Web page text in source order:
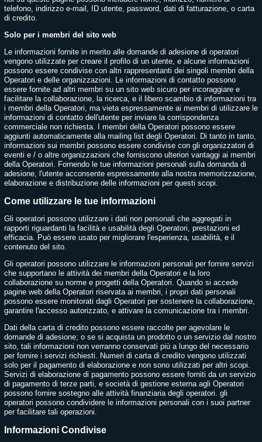
telefono, indirizzo e-mail, ID utente, password, dati di fatturazione, o carta
di credito.
Solo per i membri del sito web
Le informazioni fornite in merito alle domande di adesione di operatori
vengono utilizzate per creare il profilo di un utente, e alcune informazioni
possono essere condivise con altri rappresentanti dei singoli membri della
Operatori e delle organizzazioni. Le informazioni di contatto possono
essere fornite ad altri membri su un sito web sicuro per incoraggiare e
facilitare la collaborazione, la ricerca, e il libero scambio di informazioni tra
i membri della Operatori, ma vieta espressamente ai membri di utilizzare le
informazioni di contatto dell'utente per inviare la corrispondenza
commerciale non richiesta. I membri della Operatori possono essere
aggiunti automaticamente alla mailing list degli Operatori. Di tanto in tanto,
informazioni sui membri possono essere condivise con gli organizzatori di
eventi e / o altre organizzazioni che forniscono ulteriori vantaggi ai membri
della Operatori. Fornendo le tue informazioni personali sulla domanda di
adesione, l'utente acconsente espressamente alla nostra memorizzazione,
elaborazione e distribuzione delle informazioni per questi scopi.
Come utilizzare le tue informazioni
Gli operatori possono utilizzare i dati non personali che aggregati in
rapporti riguardanti la facilità e usabilità degli Operatori, prestazioni ed
efficacia. Può essere usato per migliorare l'esperienza, usabilità, e il
contenuto del sito.
Gli operatori possono utilizzare le informazioni personali per fornire servizi
che supportano le attività dei membri della Operatori e la loro
collaborazione su norme e progetti della Operatori. Quando si accede
pagine web della Operatori riservata ai membri, i propri dati personali
possono essere monitorati dagli Operatori per sostenere la collaborazione,
garantire l'accesso autorizzato, e attivare la comunicazione tra i membri.
Dati della carta di credito possono essere raccolte per agevolare le
domande di adesione; o se si acquista un prodotto o un servizio dal nostro
sito, tali informazioni non verranno conservati più a lungo del necessario
per fornire i servizi richiesti. Numeri di carta di credito vengono utilizzati
solo per il pagamento di elaborazione e non sono utilizzati per altri scopi.
Servizi di elaborazione di pagamento possono essere forniti da un servizio
di pagamento di terze parti, e società di gestione esterna agli Operatori
possono fornire sostegno alle attività finanziaria degli operatori. gli
operatori possono condividere le informazioni personali con i suoi partner
per facilitare tali operazioni.
Informazioni Condivise